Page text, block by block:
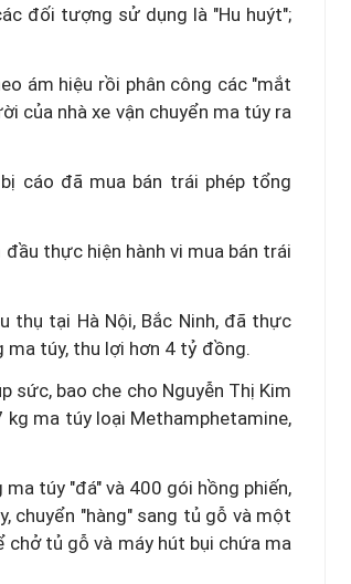
đối tượng sử dụng là "Hu huýt";
ám hiệu rồi phân công các "mắt
của nhà xe vận chuyển ma túy ra
cáo đã mua bán trái phép tổng
thực hiện hành vi mua bán trái
thụ tại Hà Nội, Bắc Ninh, đã thực
ma túy, thu lợi hơn 4 tỷ đồng.
sức, bao che cho Nguyễn Thị Kim
ma túy loại Methamphetamine,
túy "đá" và 400 gói hồng phiến,
chuyển "hàng" sang tủ gỗ và một
tủ gỗ và máy hút bụi chứa ma